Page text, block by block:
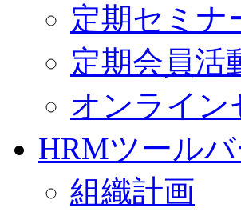
定期セミナ
定期会員活
オンライン
HRMツールバ
組織計画